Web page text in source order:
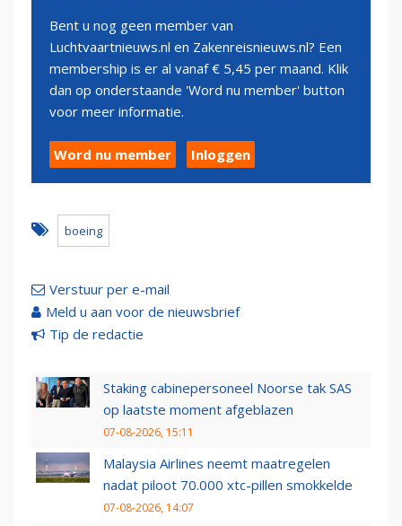
Bent u nog geen member van
Luchtvaartnieuws.nl en Zakenreisnieuws.nl? Een
membership is er al vanaf € 5,45 per maand. Klik
dan op onderstaande 'Word nu member' button
voor meer informatie.
Word nu member Inloggen
boeing
Verstuur per e-mail
Meld u aan voor de nieuwsbrief
Tip de redactie
Staking cabinepersoneel Noorse tak SAS
op laatste moment afgeblazen
07-08-2026, 15:11
Malaysia Airlines neemt maatregelen
nadat piloot 70.000 xtc-pillen smokkelde
07-08-2026, 14:07